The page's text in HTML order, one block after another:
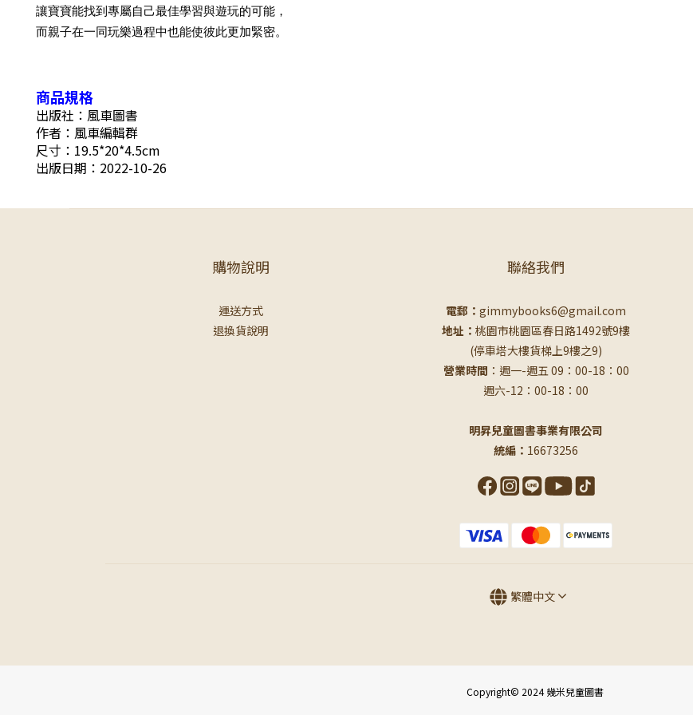
讓寶寶能找到專屬自己最佳學習與遊玩的可能，
而親子在一同玩樂過程中也能使彼此更加緊密。
商品規格
出版社：風車圖書
作者：風車編輯群
尺寸：19.5*20*4.5cm
出版日期：2022-10-26
購物說明
運送方式
退換貨說明
聯絡我們
電郵： gimmybooks6@gmail.com
地址： 桃園市桃園區春日路1492號9樓
(停車塔大樓貨梯上9樓之9)
營業時間 ：週一-週五 09：00-18：00
週六-12：00-18：00
明昇兒童圖書事業有限公司
統編： 16673256
繁體中文
Copyright© 2024 幾米兒童圖書